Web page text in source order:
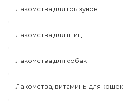
Лакомства для грызунов
Лакомства для птиц
Лакомства для собак
Лакомства, витамины для кошек